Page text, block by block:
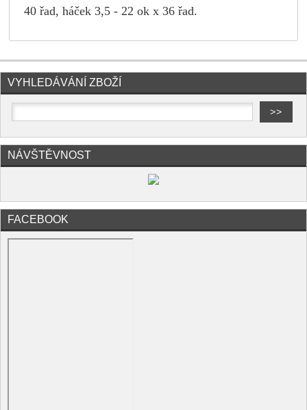
40 řad, háček 3,5 - 22 ok x 36 řad.
VYHLEDÁVÁNÍ ZBOŽÍ
NÁVŠTĚVNOST
FACEBOOK